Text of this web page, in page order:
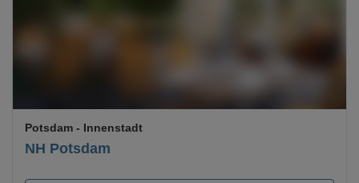
NH Potsdam
Potsdam - Innenstadt